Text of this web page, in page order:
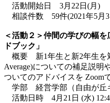
活動開始日 3月22日(月)
相談件数 59件(2021年5月
＜活動２＞仲間の学びの幅
ドブック」
概要 新1年生と新2年生を
Average)についての補足説明
ついてのアドバイスを Zoom
学部 経営学部（自由が丘
活動日時 4月21日 (水)